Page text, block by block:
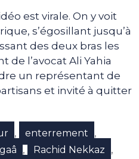
est virale. On y voit
s’égosillant jusqu’à
des deux bras les
de l’avocat Ali Yahia
un représentant de
et invité à quitter
, enterrement ,
, Rachid Nekkaz ,